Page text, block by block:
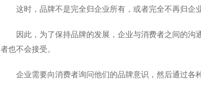
这时，品牌不是完全归企业所有，或者完全不再归企
因此，为了保持品牌的发展，企业与消费者之间的
者也不会接受。
企业需要向消费者询问他们的品牌意识，然后通过各